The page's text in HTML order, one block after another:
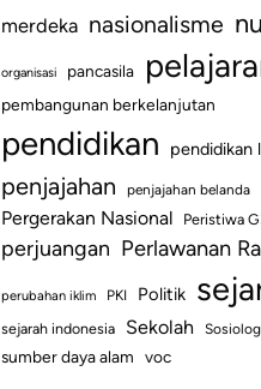
merdeka nasionalisme
organisasi pancasila
pembangunan berkelanjutan
pendidikan pendidikan
penjajahan penjajahan belanda
Pergerakan Nasional Peristiwa
perjuangan Perlawanan
perubahan iklim PKI Politik
sejarah indonesia Sekolah
sumber daya alam voc